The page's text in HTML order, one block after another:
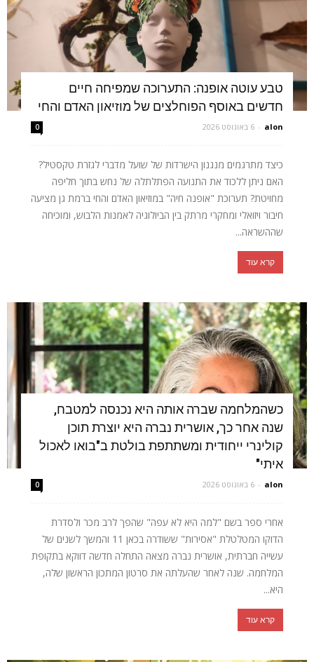
טבע עוטה אופנה: התערוכה שמפיחה חיים
חדשים באוסף הפוחלצים של מוזיאון האדם והחי
alon
- 6 באוגוסט 2026 0
כיצד מתרגמים מנגנון הישרדות של שועל מדברי לגזרת טקסטיל?
האם ניתן ללכוד את התנועה הפתלתלה של נחש בתוך חליפה
מחויטת? תערוכת "אופנה חיה" במוזיאון האדם והחי ברמת גן מציעה
חיבור ויזואלי ומחקרי מרתק בין הביולוגיה לאמנות הלבוש, ומוכיחה
שההשראה...
קרא עוד
כשהמלחמה שברה אותה היא נכנסה למטבח,
שנה אחר כך, אושרית נברה היא יוצרת תוכן
קולינרי ייחודית ומשתתפת בולטת ב"בואו לאכול
איתי"
alon
- 6 באוגוסט 2026 0
אחרי ספר בשם "למה היא לא עפה" שהפך לרב מכר ולסדרת
הדוקו המטלטלת "אסירות" ששודרה בכאן 11 והמשך לשנים של
עשייה חברתית, אושרית נברה מצאה התחלה חדשה דווקא בתקופת
המלחמה. שנה לאחר שהעלתה את סרטון המתכון הראשון שלה,
היא...
קרא עוד